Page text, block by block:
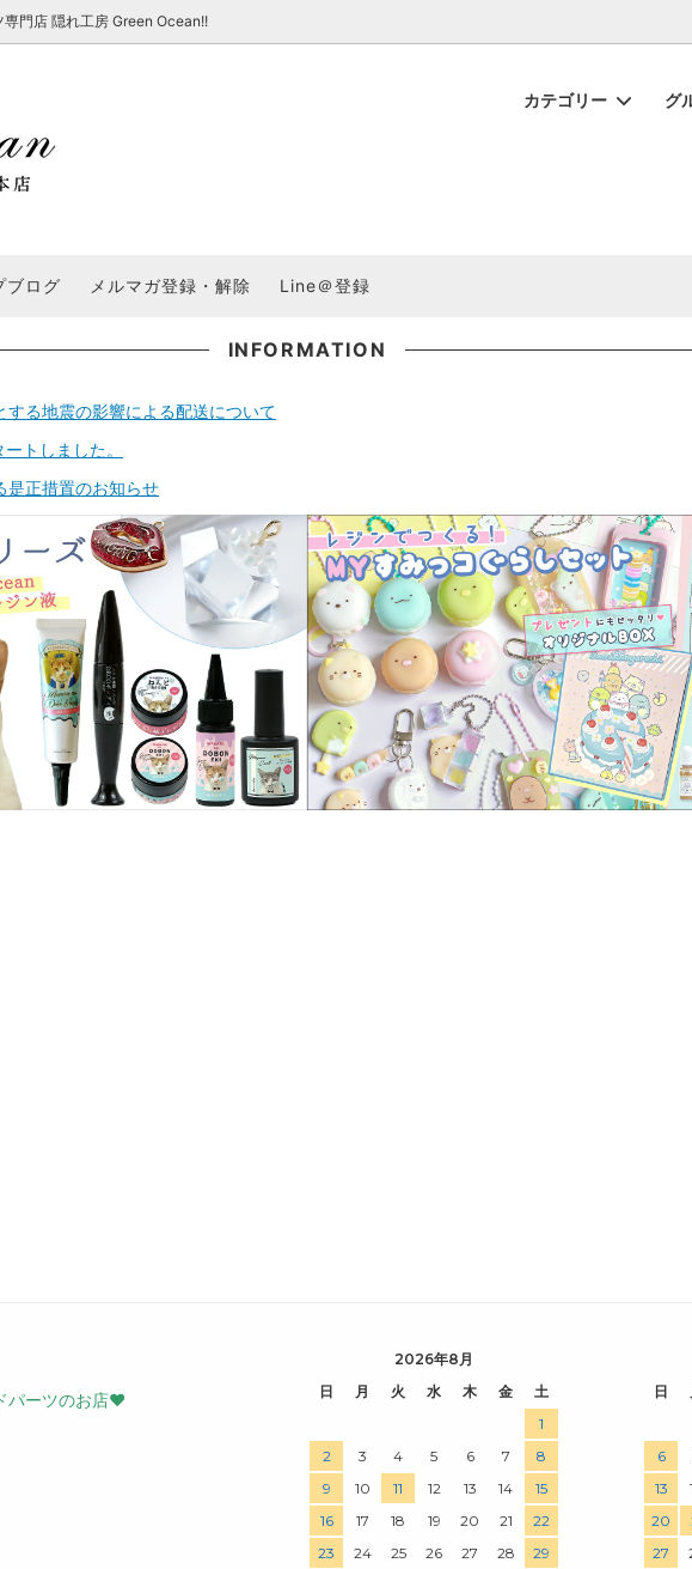
門店 隠れ工房 Green Ocean!!
カテゴリー
パラコード
封入・デコパーツ・シール ラメ・ホログラム
基本基礎パーツ
チャーム
服飾パーツ ビーズ・パール
訳ありアウトレット 在庫限り・廃盤予定
グ
更新 新商品★
レジン液】まさるシリーズ GreenOceanオリジナルシリーズ♪
ツ特集★
便
なに買う？
カーモールド用フィルム ＃鉱石ストーンモールド
＃
袋のレフィル売り場 2024福袋のレフィル売り場
集 ★ミニチュアの世界特集★
★
たん★ ★閉じ込めて楽しむ！かわいいパーツ特集★
キ
コぐらし立体シールセット★
★レジンでつくるMYすみっコぐらしセット
★
立
/ショップでのお買い物 注意事項
特集 教えて！レジン液の選び方
について
ブログ メルマガ登録・解除 Line＠登録
INFORMATION
する地震の影響による配送について
トしました。
是正措置のお知らせ
パーツのお店♥
2026年8月
日
月 火 水 木 金
土
1
2
3 4 5 6 7
8
9
10 11 12 13 14
15
16
17 18 19 20 21
22
23
24 25 26 27 28
29
日
6
13
20
27